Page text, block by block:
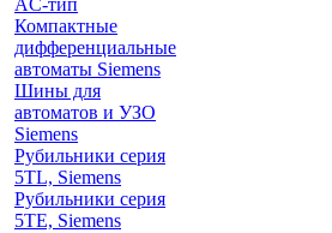
AС-тип
Компактные
дифференциальные
автоматы Siemens
Шины для
автоматов и УЗО
Siemens
Рубильники серия
5TL, Siemens
Рубильники серия
5TE, Siemens